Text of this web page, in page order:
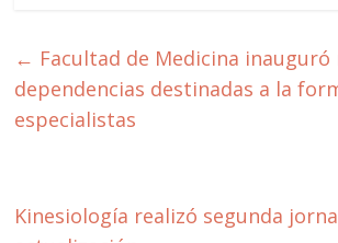
← Facultad de Medicina inauguró
dependencias destinadas a la
especialistas
Kinesiología realizó segunda